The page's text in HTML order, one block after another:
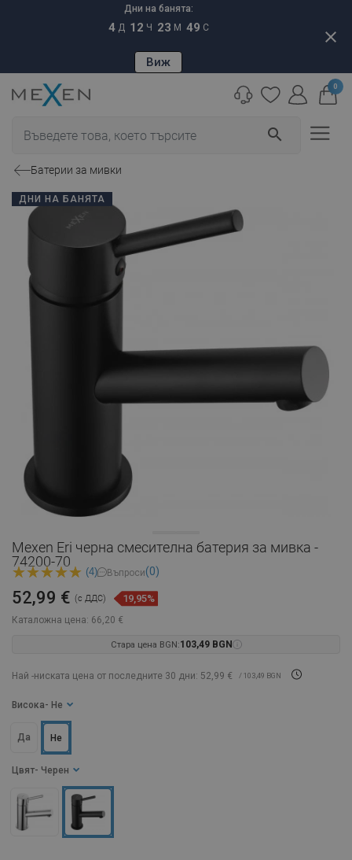
Дни на банята:
4 Д 12 Ч 23 М 48 С
Виж
close
search
0
Батерии за мивки
ДНИ НА БАНЯТА
Mexen Eri черна смесителна батерия за мивка -
74200-70
(4) Въпроси(0)
Каталожна цена: 66,20 €
52,99 € (с ДДС) 19,95%
Стара цена BGN:103,49 BGN
Най -ниската цена от последните 30 дни: 52,99 € / 103,49 BGN
Цвят - Черен
Висока - Не
Да Не